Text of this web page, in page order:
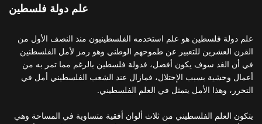
علم دولة فلسطين
علم دولة فلسطين هو علم استخدمه الفلسطينيون منذ النصف الأول من
القرن العشرين للتعبير عن طموحهم الوطني وهو رمز لأمل الفلسطنين
في أن الغد سوف يكون أفضل، فدولة فلسطين بالرغم مما تمر به من
أعمال وحشية بسبب الإحتلال، فمازال عند الشعب الفلسطيني أمل في
التحرر، وهذا الأمل يتمثل في العلم الفلسطيني.
يتكون العلم الفلسطيني من ثلاث ألوان أفقية متساوية في المساحة وهي